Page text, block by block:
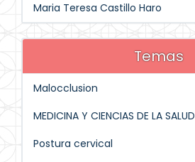
Maria Teresa Castillo Haro
Temas
Malocclusion
MEDICINA Y CIENCIAS DE LA SALUD
Postura cervical